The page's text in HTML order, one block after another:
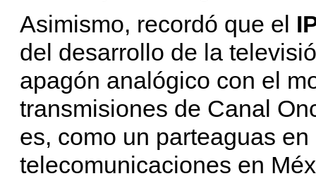
Asimismo, recordó que el
del desarrollo de la
apagón analógico con el
transmisiones de Canal
es, como un parteaguas
telecomunicaciones en